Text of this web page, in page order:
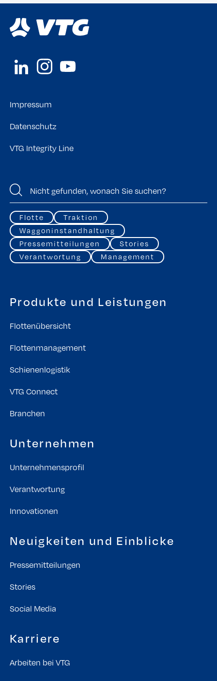
Impressum
Datenschutz
VTG Integrity Line
Flotte
Traktion
Waggoninstandhaltung
Pressemitteilungen
Stories
Verantwortung
Management
Produkte und Leistungen
Flottenübersicht
Flottenmanagement
Schienenlogistik
VTG Connect
Branchen
Unternehmen
Unternehmensprofil
Verantwortung
Innovationen
Neuigkeiten und Einblicke
Pressemitteilungen
Stories
Social Media
Karriere
Arbeiten bei VTG